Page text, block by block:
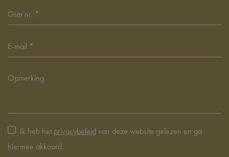
Ik heb hetprivacybeleidvan deze website gelezen en ga
hiermee akkoord.